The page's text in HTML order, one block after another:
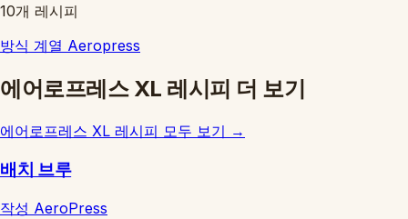
10개 레시피
방식 계열 Aeropress
에어로프레스 XL 레시피 더 보기
에어로프레스 XL 레시피 모두 보기 →
배치 브루
작성 AeroPress